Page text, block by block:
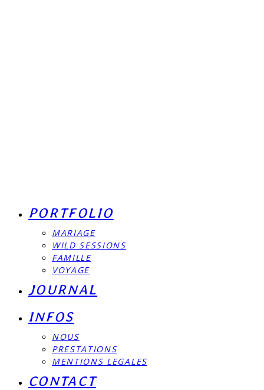
PORTFOLIO
MARIAGE
WILD SESSIONS
FAMILLE
VOYAGE
JOURNAL
INFOS
NOUS
PRESTATIONS
MENTIONS LEGALES
CONTACT